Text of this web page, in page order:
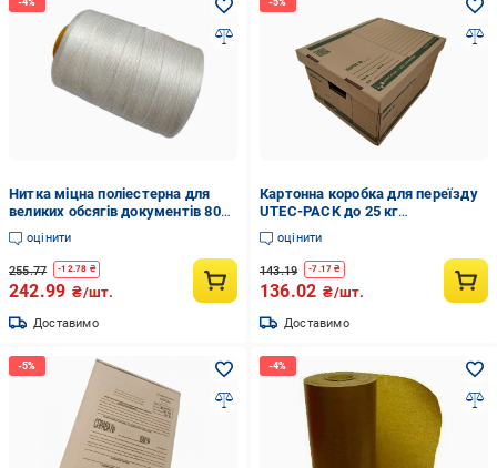
Нитка міцна поліестерна для
великих обсягів документів 800
м/200 текс (N-800/175-4)
оцінити
255.77 -12.78 ₴
242.99 ₴/шт.
Доставимо
Картонна коробка для переїзду
UTEC-PACK до 25 кг
410x330x235 мм (11664918)
оцінити
143.19 -7.17 ₴
136.02 ₴/шт.
Доставимо